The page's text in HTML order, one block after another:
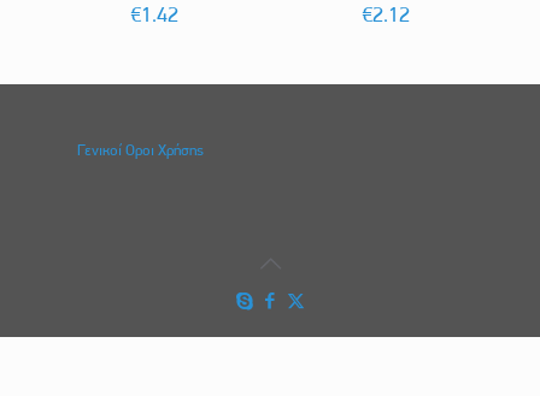
€1.42 €2.12
Γενικοί Οροι Χρήσης